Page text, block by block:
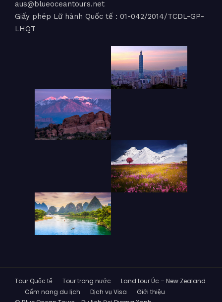
aus@blueoceantours.net
Giấy phép Lữ hành Quốc tế : 01-042/2014/TCDL-GP-
LHQT
Tour Quốc tế Tour trong nước
Land tour Úc – New Zealand
Cẩm nang du lịch
Dịch vụ Visa
Giới thiệu